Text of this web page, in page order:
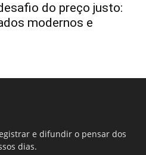
do preço justo:
modernos e
e difundir o pensar dos
dias.